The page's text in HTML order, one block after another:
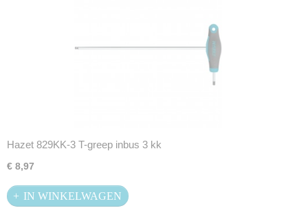
Hazet 829KK-3 T-greep inbus 3 kk
€ 8,97
IN WINKELWAGEN